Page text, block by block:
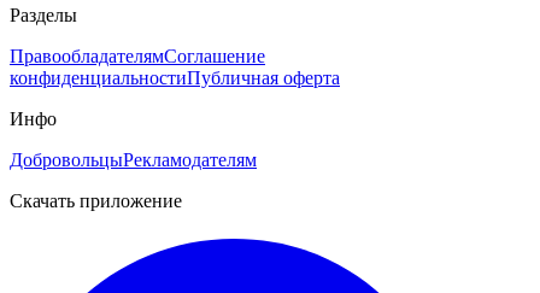
Разделы
ПравообладателямСоглашение
конфиденциальностиПубличная оферта
Инфо
ДобровольцыРекламодателям
Скачать приложение